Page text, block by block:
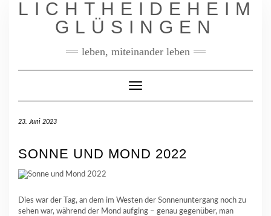
LICHTHEIDEHEIM
GLÜSINGEN
leben, miteinander leben
Toggle
23. Juni 2023
SONNE UND MOND 2022
Dies war der Tag, an dem im Westen der Sonnenuntergang noch zu
sehen war, während der Mond aufging – genau gegenüber, man